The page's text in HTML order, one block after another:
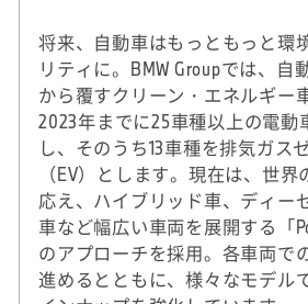
将来、自動車はもっともっと環
リティに。BMW Groupでは、自
から覆すクリーン・エネルギー
2023年までに25車種以上の電動
し、そのうち13車種を排気ガス
（EV）とします。現在は、世
応え、ハイブリッド車、ディー
車など幅広い車両を展開する「
のアプローチを採用。各車両で
進めるとともに、様々なモデル